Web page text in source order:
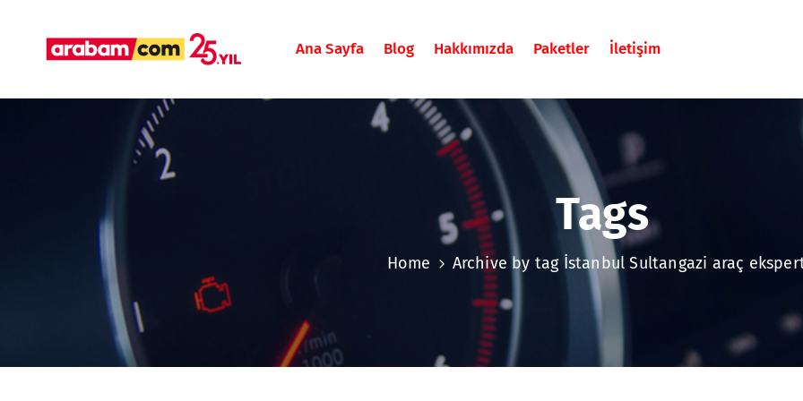
Ana Sayfa Blog Hakkımızda Paketler İletişim
Tags
Home Archive by tag İstanbul Sultangazi araç